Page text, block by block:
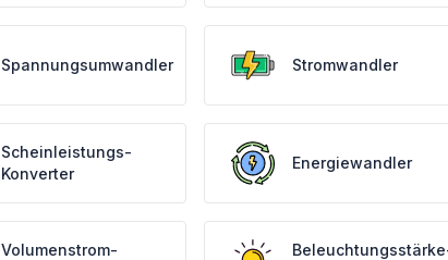
Spannungsumwandler Stromwandler
Scheinleistungs-
Konverter
Energiewandler
Volumenstrom-